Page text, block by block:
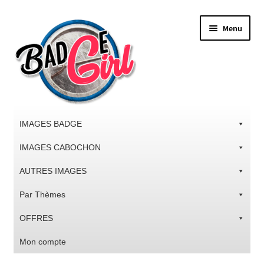
la
navigation
contenu
Menu
IMAGES BADGE
IMAGES CABOCHON
AUTRES IMAGES
Par Thèmes
OFFRES
Mon compte